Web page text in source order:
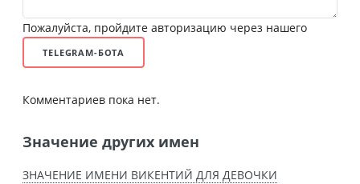
Пожалуйста, пройдите авторизацию через нашего
TELEGRAM-БОТА
Комментариев пока нет.
Значение других имен
ЗНАЧЕНИЕ ИМЕНИ ВИКЕНТИЙ ДЛЯ ДЕВОЧКИ